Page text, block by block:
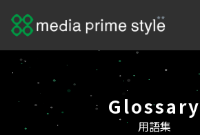
Glossary
用語集